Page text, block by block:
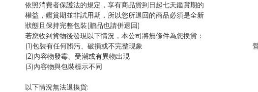
依照消費者保護法的規定，享有商品貨到日起七天鑑賞期的
權益，鑑賞期並非試用期，所以您所退回的商品必須是全新
狀態且保持完整包裝(贈品也請併退回)
若您收到貨物後發現以下情況，本公司將無條件為您換貨：
(1)包裝有任何髒污、破損或不完整現象
(2)內容物發霉、 受潮或有異物出現
(3)內容物與包裝標示不同
以下情況無法退換貨: